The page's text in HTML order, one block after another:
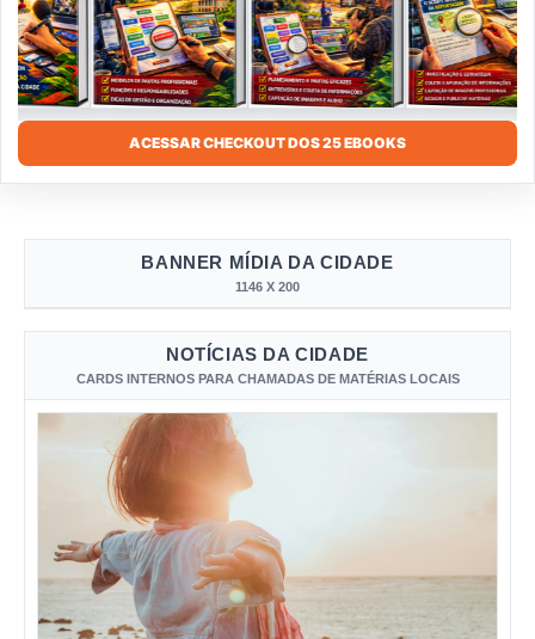
ACESSAR CHECKOUT DOS 25 EBOOKS
BANNER MÍDIA DA CIDADE
1146 X 200
NOTÍCIAS DA CIDADE
CARDS INTERNOS PARA CHAMADAS DE MATÉRIAS LOCAIS